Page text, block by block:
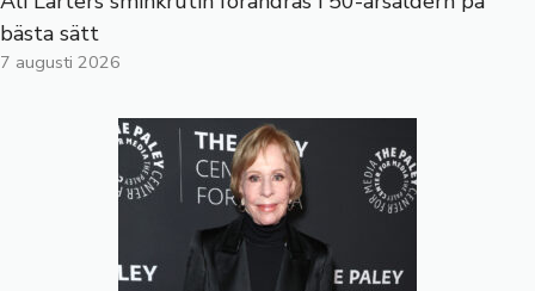
bästa sätt
7 augusti 2026